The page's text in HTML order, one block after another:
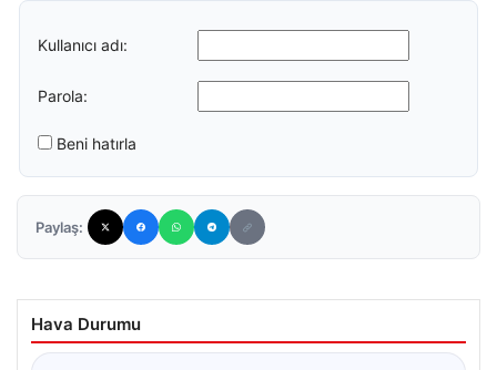
Kullanıcı adı:
Parola:
Beni hatırla
Paylaş:
Hava Durumu